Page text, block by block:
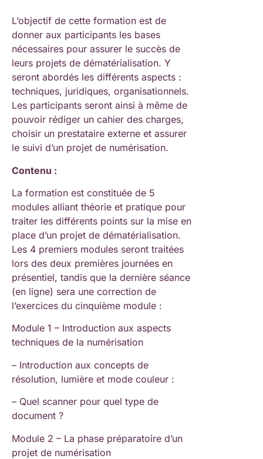
L’objectif de cette formation est de
donner aux participants les bases
nécessaires pour assurer le succès de
leurs projets de dématérialisation. Y
seront abordés les différents aspects :
techniques, juridiques, organisationnels.
Les participants seront ainsi à même de
pouvoir rédiger un cahier des charges,
choisir un prestataire externe et assurer
le suivi d’un projet de numérisation.
Contenu :
La formation est constituée de 5
modules alliant théorie et pratique pour
traiter les différents points sur la mise en
place d’un projet de dématérialisation.
Les 4 premiers modules seront traitées
lors des deux premières journées en
présentiel, tandis que la dernière séance
(en ligne) sera une correction de
l’exercices du cinquième module :
Module 1 – Introduction aux aspects
techniques de la numérisation
– Introduction aux concepts de
résolution, lumière et mode couleur :
– Quel scanner pour quel type de
document ?
Module 2 – La phase préparatoire d’un
projet de numérisation